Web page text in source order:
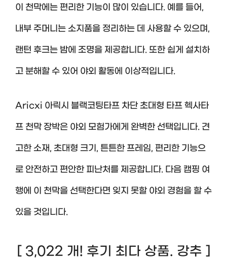
이 천막에는 편리한 기능이 많이 있습니다. 예를 들어,
내부 주머니는 소지품을 정리하는 데 사용할 수 있으며,
랜턴 후크는 밤에 조명을 제공합니다. 또한 쉽게 설치하
고 분해할 수 있어 야외 활동에 이상적입니다.
Aricxi 아릭시 블랙코팅타프 차단 초대형 타프 헥사타
프 천막 장박은 야외 모험가에게 완벽한 선택입니다. 견
고한 소재, 초대형 크기, 튼튼한 프레임, 편리한 기능으
로 안전하고 편안한 피난처를 제공합니다. 다음 캠핑 여
행에 이 천막을 선택한다면 잊지 못할 야외 경험을 할 수
있을 것입니다.
[ 3,022 개! 후기 최다 상품. 강추 ]